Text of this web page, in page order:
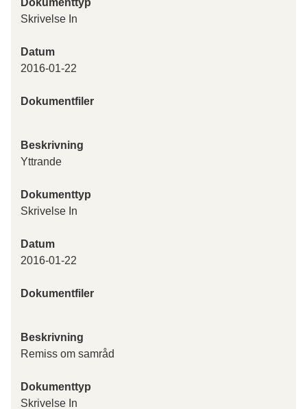
Skrivelse In
Datum
2016-01-22
Dokumentfiler
Beskrivning
Yttrande
Dokumenttyp
Skrivelse In
Datum
2016-01-22
Dokumentfiler
Beskrivning
Remiss om samråd
Dokumenttyp
Skrivelse In